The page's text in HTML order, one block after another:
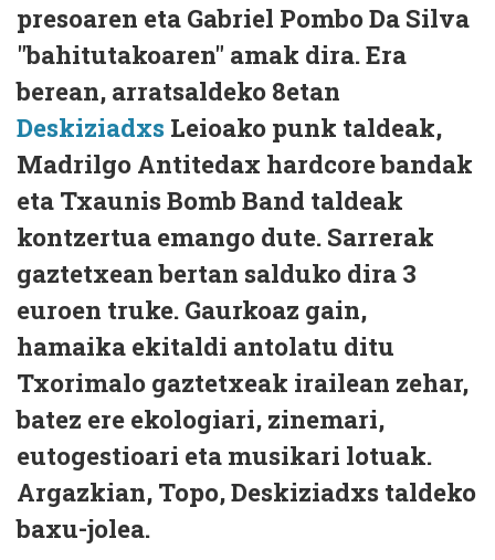
presoaren eta Gabriel Pombo Da Silva
"bahitutakoaren" amak dira. Era
berean, arratsaldeko 8etan
Deskiziadxs Leioako punk taldeak,
Madrilgo Antitedax hardcore bandak
eta Txaunis Bomb Band taldeak
kontzertua emango dute. Sarrerak
gaztetxean bertan salduko dira 3
euroen truke. Gaurkoaz gain,
hamaika ekitaldi antolatu ditu
Txorimalo gaztetxeak irailean zehar,
batez ere ekologiari, zinemari,
eutogestioari eta musikari lotuak.
Argazkian, Topo, Deskiziadxs taldeko
baxu-jolea.